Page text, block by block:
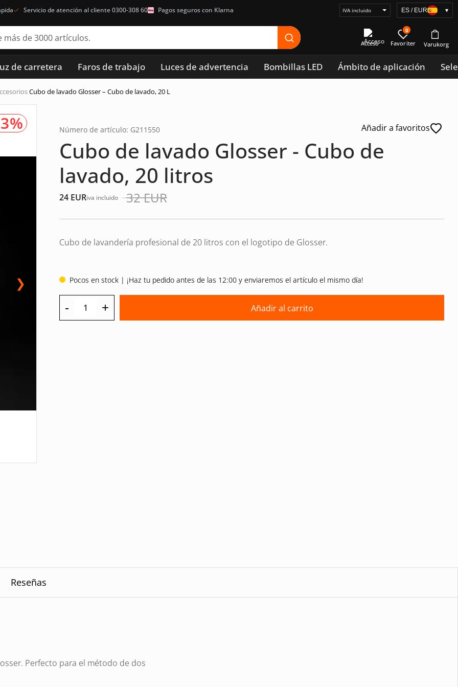
Servicio de atención al cliente 0300-308 60 Pagos seguros con Klarna
Seleccionar
visualización
precios
ES / EUR ▾
Acceso
0
de carretera Faros de trabajo Luces de advertencia Bombillas LED Ámbito de aplicación
Cubo de lavado Glosser – Cubo de lavado, 20 L
❯
Añadir a favoritos
Número de artículo: G211550
Cubo de lavado Glosser - Cubo de
lavado, 20 litros
32EUR
El
precio
era:
24 EUR
El
precio
es:
iva incluido
Cubo de lavandería profesional de 20 litros con el logotipo de Glosser.
Pocos en stock | ¡Haz tu pedido antes de las 12:00 y enviaremos el artículo el mismo día!
- + Añadir al carrito
Reseñas
Perfecto para el método de dos